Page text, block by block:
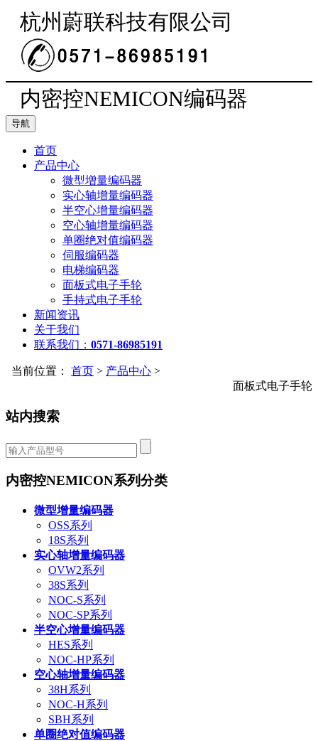
杭州蔚联科技有限公司
内密控NEMICON编码器
导航
首页
产品中心
微型增量编码器
实心轴增量编码器
半空心增量编码器
空心轴增量编码器
单圈绝对值编码器
伺服编码器
电梯编码器
面板式电子手轮
手持式电子手轮
新闻资讯
关于我们
联系我们： 0571-86985191
当前位置： 首页 > 产品中心 >
面板式电子手轮
站内搜索
内密控NEMICON系列分类
微型增量编码器
OSS系列
18S系列
实心轴增量编码器
OVW2系列
38S系列
NOC-S系列
NOC-SP系列
半空心增量编码器
HES系列
NOC-HP系列
空心轴增量编码器
38H系列
NOC-H系列
SBH系列
单圈绝对值编码器